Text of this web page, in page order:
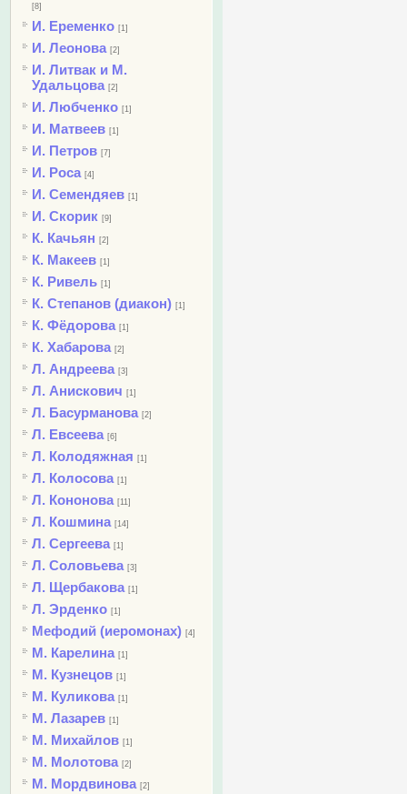
[8]
И. Еременко [1]
И. Леонова [2]
И. Литвак и М.
Удальцова [2]
И. Любченко [1]
И. Матвеев [1]
И. Петров [7]
И. Роса [4]
И. Семендяев [1]
И. Скорик [9]
К. Качьян [2]
К. Макеев [1]
К. Ривель [1]
К. Степанов (диакон) [1]
К. Фёдорова [1]
К. Хабарова [2]
Л. Андреева [3]
Л. Анискович [1]
Л. Басурманова [2]
Л. Евсеева [6]
Л. Колодяжная [1]
Л. Колосова [1]
Л. Кононова [11]
Л. Кошмина [14]
Л. Сергеева [1]
Л. Соловьева [3]
Л. Щербакова [1]
Л. Эрденко [1]
Мефодий (иеромонах) [4]
М. Карелина [1]
М. Кузнецов [1]
М. Куликова [1]
М. Лазарев [1]
М. Михайлов [1]
М. Молотова [2]
М. Мордвинова [2]